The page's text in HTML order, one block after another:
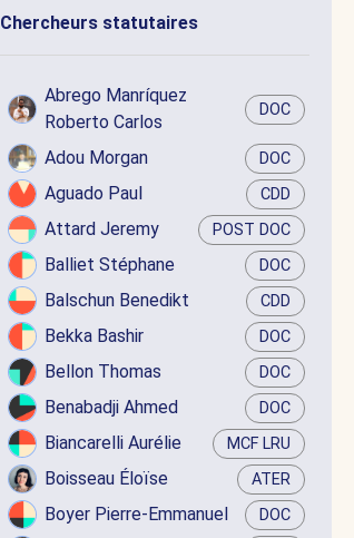
Chercheurs statutaires
Abrego Manríquez
Roberto Carlos
DOC
Adou Morgan DOC
Aguado Paul CDD
Attard Jeremy POST DOC
Balliet Stéphane DOC
Balschun Benedikt CDD
Bekka Bashir DOC
Bellon Thomas DOC
Benabadji Ahmed DOC
Biancarelli Aurélie MCF LRU
Boisseau Éloïse ATER
Boyer Pierre-Emmanuel DOC